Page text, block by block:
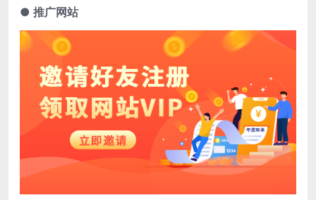
● 推广网站